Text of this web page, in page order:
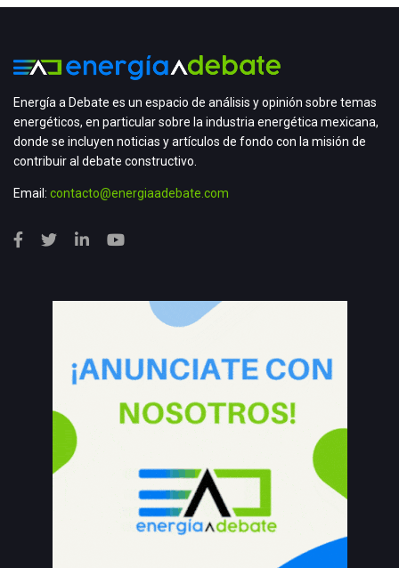
Energía a Debate es un espacio de análisis y opinión sobre temas
energéticos, en particular sobre la industria energética mexicana,
donde se incluyen noticias y artículos de fondo con la misión de
contribuir al debate constructivo.
Email: contacto@energiaadebate.com